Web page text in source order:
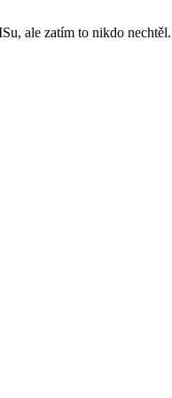
ale zatím to nikdo nechtěl.